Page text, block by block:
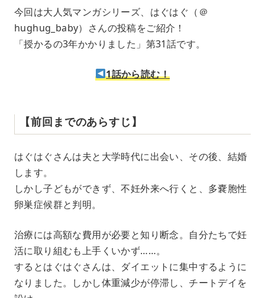
今回は大人気マンガシリーズ、はぐはぐ（＠
hughug_baby）さんの投稿をご紹介！
「授かるの3年かかりました」第31話です。
1話から読む！
【前回までのあらすじ】
はぐはぐさんは夫と大学時代に出会い、その後、結婚
します。
しかし子どもができず、不妊外来へ行くと、多嚢胞性
卵巣症候群と判明。
治療には高額な費用が必要と知り断念。自分たちで妊
活に取り組むも上手くいかず……。
するとはぐはぐさんは、ダイエットに集中するように
なりました。しかし体重減少が停滞し、チートデイを